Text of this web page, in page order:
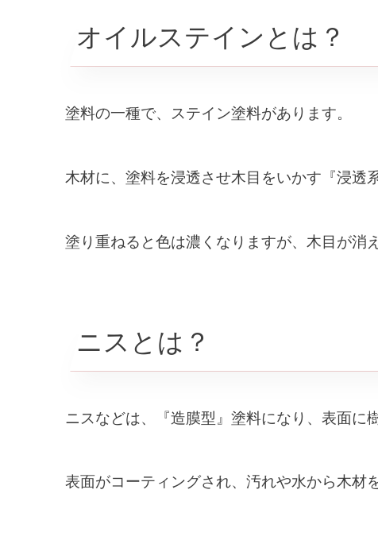
オイルステインとは？
塗料の一種で、ステイン塗料があります。
木材に、塗料を浸透させ木目をいかす『浸透
塗り重ねると色は濃くなりますが、木目が消
ニスとは？
ニスなどは、『造膜型』塗料になり、表面に
表面がコーティングされ、汚れや水から木材